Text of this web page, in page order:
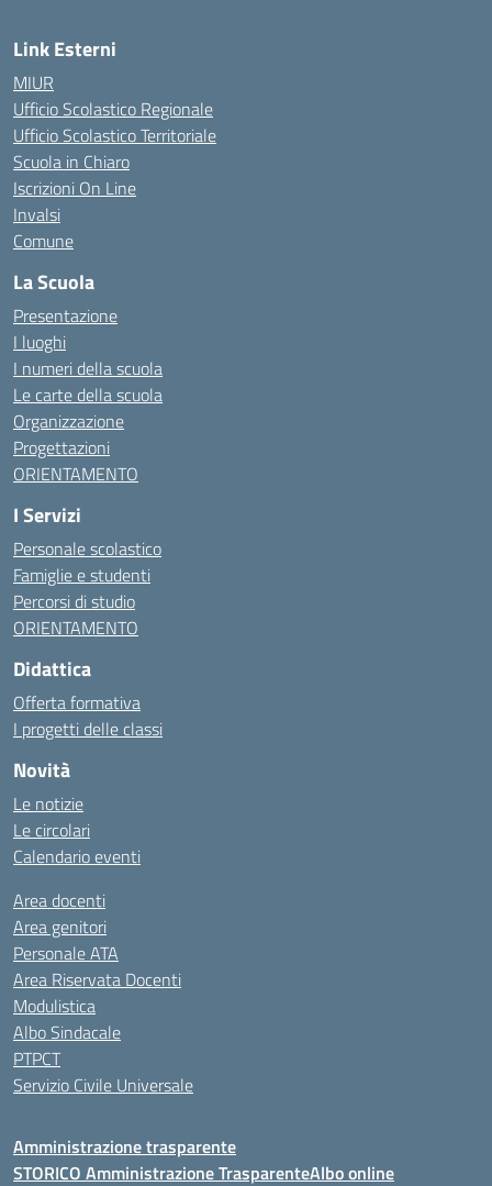
Link Esterni
MIUR
Ufficio Scolastico Regionale
Ufficio Scolastico Territoriale
Scuola in Chiaro
Iscrizioni On Line
Invalsi
Comune
La Scuola
Presentazione
I luoghi
I numeri della scuola
Le carte della scuola
Organizzazione
Progettazioni
ORIENTAMENTO
I Servizi
Personale scolastico
Famiglie e studenti
Percorsi di studio
ORIENTAMENTO
Didattica
Offerta formativa
I progetti delle classi
Novità
Le notizie
Le circolari
Calendario eventi
Area docenti
Area genitori
Personale ATA
Area Riservata Docenti
Modulistica
Albo Sindacale
PTPCT
Servizio Civile Universale
Amministrazione trasparente
STORICO Amministrazione TrasparenteAlbo online